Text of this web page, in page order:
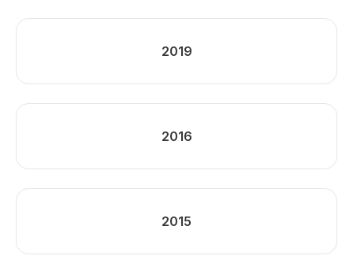
2019
2016
2015